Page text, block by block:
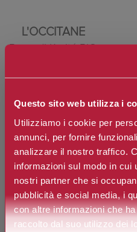
Questo sito web utilizza i
Utilizziamo i cookie per
annunci, per fornire
analizzare il nostro traffico.
informazioni sul modo in cui
nostri partner che si
pubblicità e social media, i
con altre informazioni che
raccolto dal suo utilizzo dei
L'OCCITANE
Burro di Karité BIO
Prezzo: